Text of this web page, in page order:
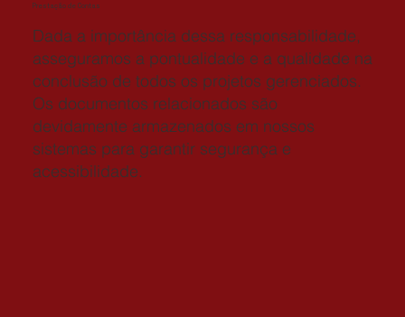
Prestação de Contas
Dada a importância dessa responsabilidade,
asseguramos a pontualidade e a qualidade na
conclusão de todos os projetos gerenciados.
Os documentos relacionados são
devidamente armazenados em nossos
sistemas para garantir segurança e
acessibilidade.